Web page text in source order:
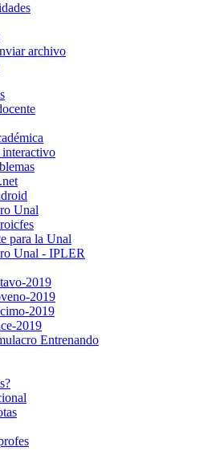
archivo
interactivo
Unal
para la Unal
Unal - IPLER
2019
2019
2019
2019
Entrenando